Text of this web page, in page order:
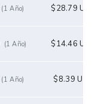
(1 Año) $28.79 USD
(1 Año) $14.46 USD
(1 Año) $8.39 USD